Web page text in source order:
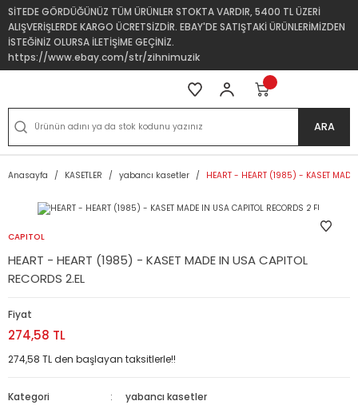
SİTEDE GÖRDÜĞÜNÜZ TÜM ÜRÜNLER STOKTA VARDIR, 5400 TL ÜZERİ
ALIŞVERİŞLERDE KARGO ÜCRETSİZDİR. EBAY'DE SATIŞTAKİ ÜRÜNLERİMİZDEN
İSTEĞİNİZ OLURSA İLETİŞİME GEÇİNİZ.
https://www.ebay.com/str/zihnimuzik
ARA
Anasayfa KASETLER yabancı kasetler HEART - HEART (1985) - KASET MADE
CAPITOL
HEART - HEART (1985) - KASET MADE IN USA CAPITOL
RECORDS 2.EL
Fiyat
274,58 TL
274,58 TL den başlayan taksitlerle!!
Kategori
yabancı kasetler